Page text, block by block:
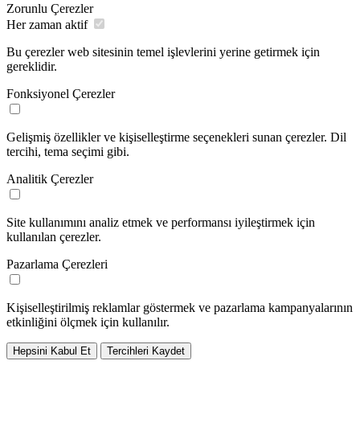
Zorunlu Çerezler
Her zaman aktif
Bu çerezler web sitesinin temel işlevlerini yerine getirmek için
gereklidir.
Fonksiyonel Çerezler
Gelişmiş özellikler ve kişiselleştirme seçenekleri sunan çerezler. Dil
tercihi, tema seçimi gibi.
Analitik Çerezler
Site kullanımını analiz etmek ve performansı iyileştirmek için
kullanılan çerezler.
Pazarlama Çerezleri
Kişiselleştirilmiş reklamlar göstermek ve pazarlama kampanyalarının
etkinliğini ölçmek için kullanılır.
Hepsini Kabul Et Tercihleri Kaydet